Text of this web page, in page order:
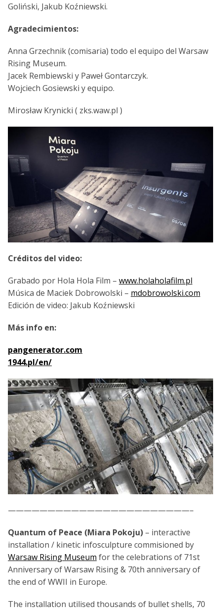
Goliński, Jakub Koźniewski.
Agradecimientos:
Anna Grzechnik (comisaria) todo el equipo del Warsaw
Rising Museum.
Jacek Rembiewski y Paweł Gontarczyk.
Wojciech Gosiewski y equipo.
Mirosław Krynicki ( zks.waw.pl )
Créditos del video:
Grabado por Hola Hola Film – www.holaholafilm.pl
Música de Maciek Dobrowolski – mdobrowolski.com
Edición de video: Jakub Koźniewski
Más info en:
pangenerator.com
1944.pl/en/
———————————————————————–
Quantum of Peace (Miara Pokoju) – interactive
installation / kinetic infosculpture commisioned by
Warsaw Rising Museum for the celebrations of 71st
Anniversary of Warsaw Rising & 70th anniversary of
the end of WWII in Europe.
The installation utilised thousands of bullet shells, 70